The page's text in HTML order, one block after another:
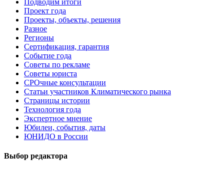
Подводим итоги
Проект года
Проекты, объекты, решения
Разное
Регионы
Сертификация, гарантия
Событие года
Советы по рекламе
Советы юриста
СРОчные консультации
Статьи участников Климатического рынка
Страницы истории
Технология года
Экспертное мнение
Юбилеи, события, даты
ЮНИДО в России
Выбор редактора